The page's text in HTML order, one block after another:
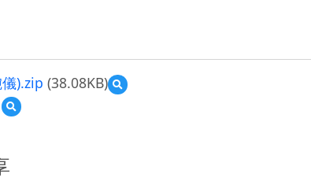
).zip (38.08KB)
預
覽
預
覽